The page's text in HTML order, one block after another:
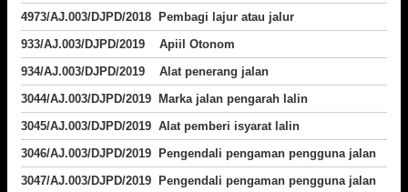
4973/AJ.003/DJPD/2018
Pembagi lajur atau jalur
933/AJ.003/DJPD/2019 Apiil Otonom
934/AJ.003/DJPD/2019 Alat penerang jalan
3044/AJ.003/DJPD/2019 Marka jalan pengarah lalin
3045/AJ.003/DJPD/2019 Alat pemberi isyarat lalin
3046/AJ.003/DJPD/2019 Pengendali pengaman pengguna jalan
3047/AJ.003/DJPD/2019 Pengendali pengaman pengguna jalan